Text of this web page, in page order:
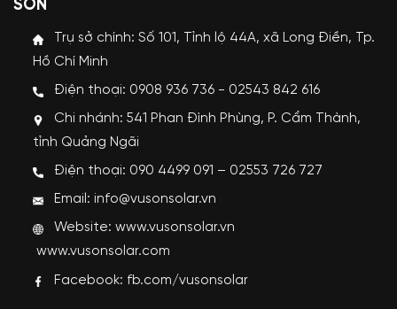
SƠN
Trụ sở chính: Số 101, Tỉnh lộ 44A, xã Long Điền, Tp.
Hồ Chí Minh
Điện thoại: 0908 936 736 - 02543 842 616
Chi nhánh: 541 Phan Đình Phùng, P. Cẩm Thành,
tỉnh Quảng Ngãi
Điện thoại: 090 4499 091 – 02553 726 727
Email: info@vusonsolar.vn
Website:www.vusonsolar.vn
www.vusonsolar.com
Facebook: fb.com/vusonsolar